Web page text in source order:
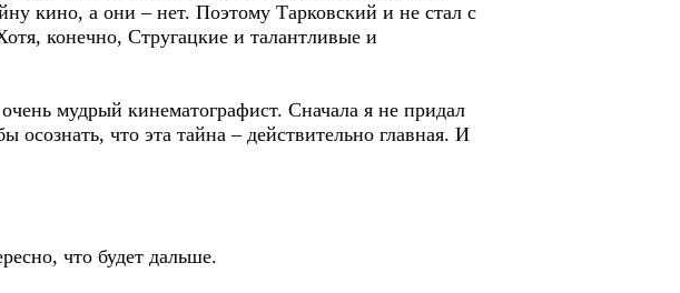
кино, а они – нет. Поэтому Тарковский и не стал с
конечно, Стругацкие и талантливые и
мудрый кинематографист. Сначала я не придал
что эта тайна – действительно главная. И
что будет дальше.